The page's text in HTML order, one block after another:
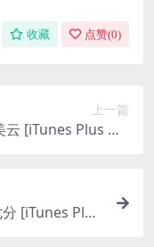
收藏 点赞(0)
上一篇
[iTunes Plus M4
[iTunes Plus